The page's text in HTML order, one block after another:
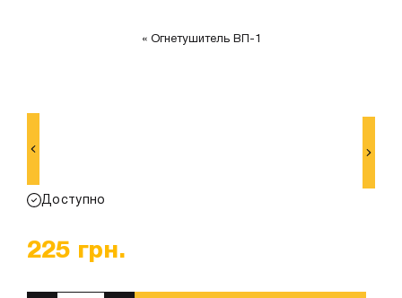
Огнетушитель ВП-1
Доступно
225 грн.